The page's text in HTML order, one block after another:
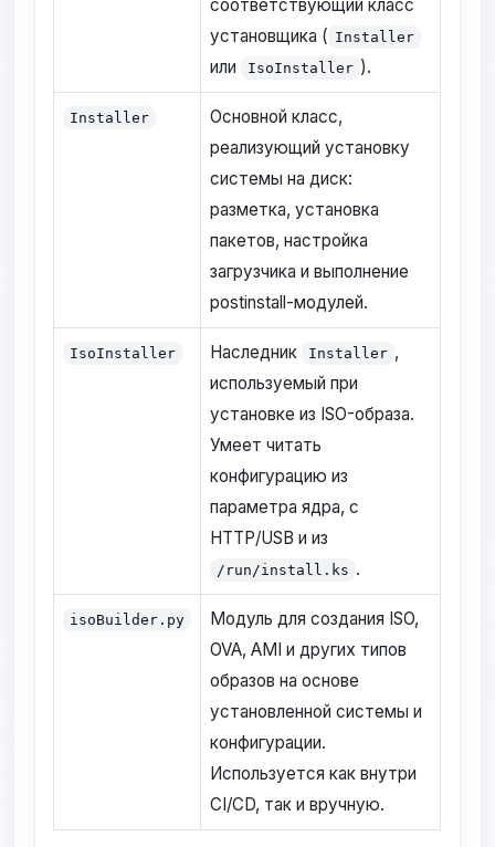
соответствующий класс
установщика ( Installer
или IsoInstaller ).
Installer
Основной класс,
реализующий установку
системы на диск:
разметка, установка
пакетов, настройка
загрузчика и выполнение
postinstall-модулей.
IsoInstaller Наследник Installer ,
используемый при
установке из ISO-образа.
Умеет читать
конфигурацию из
параметра ядра, с
HTTP/USB и из
/run/install.ks .
isoBuilder.py
Модуль для создания ISO,
OVA, AMI и других типов
образов на основе
установленной системы и
конфигурации.
Используется как внутри
CI/CD, так и вручную.